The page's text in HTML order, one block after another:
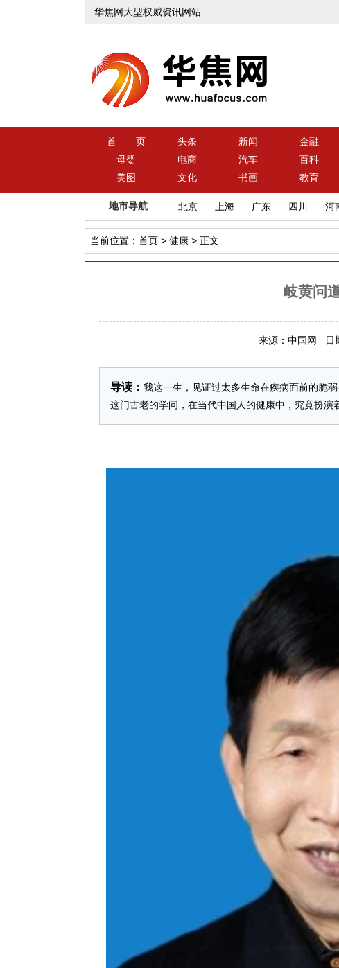
华焦网大型权威资讯网站
首 页 头条 新闻 金融
母婴
电商 汽车 百科
美图
文化 书画 教育
地市导航 北京 上海 广东 四川 河
当前位置： 首页 > 健康 > 正文
岐黄问
来源：中国网 日
导读： 我这一生，见证过太多生命在疾病面前的脆
这门古老的学问，在当代中国人的健康中，究竟扮演